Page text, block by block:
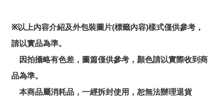
※以上內容介紹及外包裝圖片(標籤內容)樣式僅供參考，
請以實品為準。
因拍攝略有色差，圖篇僅供參考，顏色請以實際收到商
品為準。
本商品屬消耗品，一經拆封使用，恕無法辦理退貨